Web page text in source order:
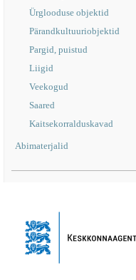
Ürglooduse objektid
Pärandkultuuriobjektid
Pargid, puistud
Liigid
Veekogud
Saared
Kaitsekorralduskavad
Abimaterjalid